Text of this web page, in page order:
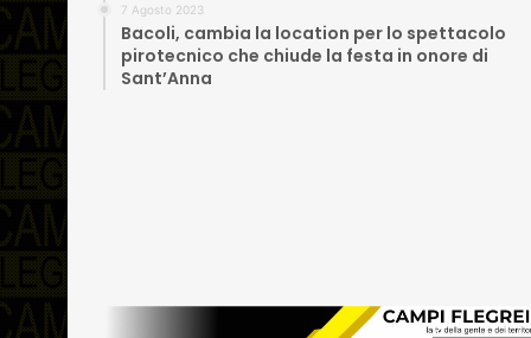
7 Agosto 2023
Bacoli, cambia la location per lo spettacolo
pirotecnico che chiude la festa in onore di
Sant’Anna